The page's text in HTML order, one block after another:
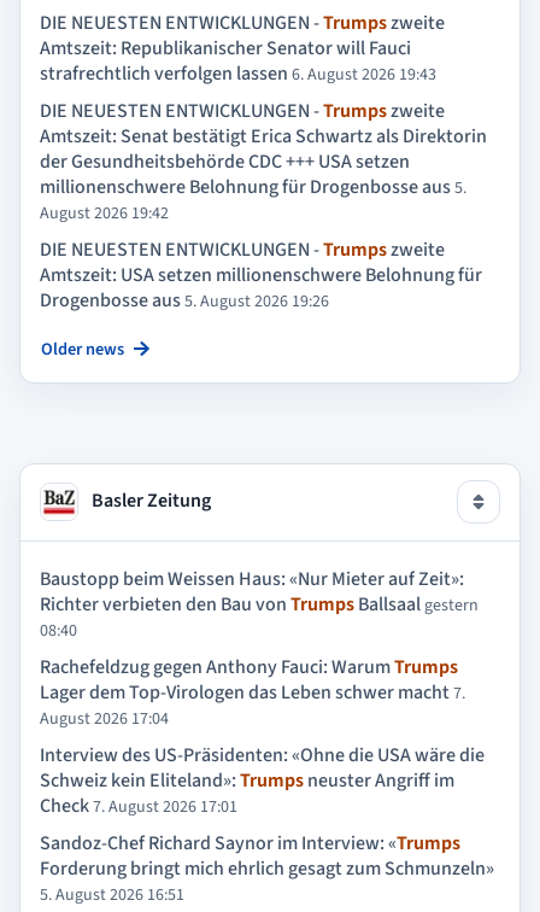
DIE NEUESTEN ENTWICKLUNGEN -Trumpszweite
Amtszeit: Republikanischer Senator will Fauci
strafrechtlich verfolgen lassen 6. August 2026 19:43
DIE NEUESTEN ENTWICKLUNGEN -Trumpszweite
Amtszeit: Senat bestätigt Erica Schwartz als Direktorin
der Gesundheitsbehörde CDC +++ USA setzen
millionenschwere Belohnung für Drogenbosse aus5.
August 2026 19:42
DIE NEUESTEN ENTWICKLUNGEN -Trumpszweite
Amtszeit: USA setzen millionenschwere Belohnung für
Drogenbosse aus5. August 2026 19:26
Older news
Basler Zeitung
Baustopp beim Weissen Haus: «Nur Mieter auf Zeit»:
Richter verbieten den Bau vonTrumpsBallsaal gestern
08:40
Rachefeldzug gegen Anthony Fauci: WarumTrumps
Lager dem Top-Virologen das Leben schwer macht7.
August 2026 17:04
Interview des US-Präsidenten: «Ohne die USA wäre die
Schweiz kein Eliteland»:Trumpsneuster Angriff im
Check7. August 2026 17:01
Sandoz-Chef Richard Saynor im Interview: «Trumps
Forderung bringt mich ehrlich gesagt zum Schmunzeln»
5. August 2026 16:51